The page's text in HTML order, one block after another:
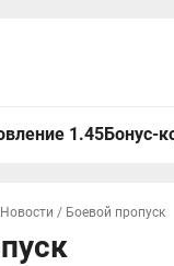
1.45Бонус-
Новости / Боевой пропуск